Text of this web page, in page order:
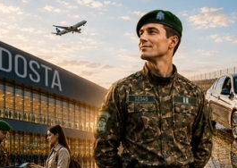
Drošības politikas sesija.
Sīkdatne ir nepieciešama,
ziņojumus pēc tam, kad
Sīkdatne ir nepieciešama,
ziņojumus pēc tam, kad